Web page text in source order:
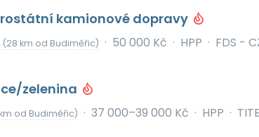
kamionové dopravy
(28 km od Budiměřic) · 50 000 Kč · HPP · FDS -
zelenina
od Budiměřic) · 37 000–39 000 Kč · HPP ·